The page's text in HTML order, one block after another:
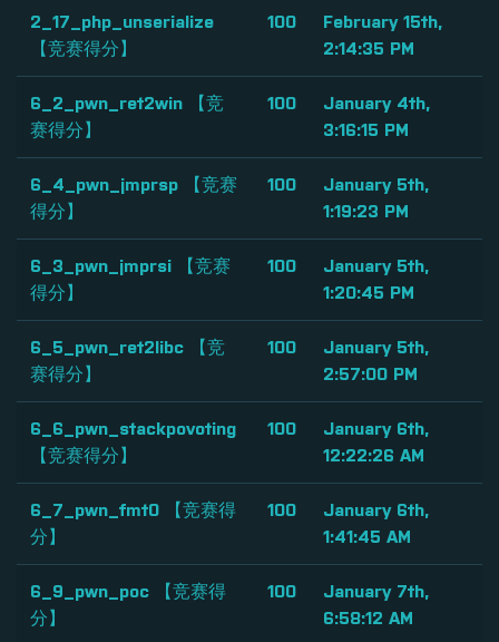
2_17_php_unserialize
【竞赛得分】
100
February 15th,
2:14:35 PM
6_2_pwn_ret2win 【竞
赛得分】
100
January 4th,
3:16:15 PM
6_4_pwn_jmprsp 【竞赛
得分】
100
January 5th,
1:19:23 PM
6_3_pwn_jmprsi 【竞赛
得分】
100
January 5th,
1:20:45 PM
6_5_pwn_ret2libc 【竞
赛得分】
100
January 5th,
2:57:00 PM
6_6_pwn_stackpovoting
【竞赛得分】
100
January 6th,
12:22:26 AM
6_7_pwn_fmt0 【竞赛得
分】
100
January 6th,
1:41:45 AM
6_9_pwn_poc 【竞赛得
分】
100
January 7th,
6:58:12 AM